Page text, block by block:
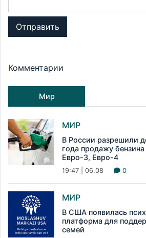
Отправить
Комментарии
Мир
МИР
В России разрешили
года продажу
Евро-3, Евро-4
19:47 | 06.08 0
МИР
В США появилась
платформа для
семей